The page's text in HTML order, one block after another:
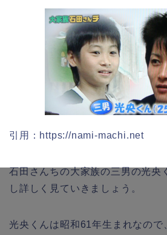
引用：https://nami-machi.net
石田さんちの大家族の三男の光央
し詳しく見ていきましょう。
光央くんは昭和61年生まれなので